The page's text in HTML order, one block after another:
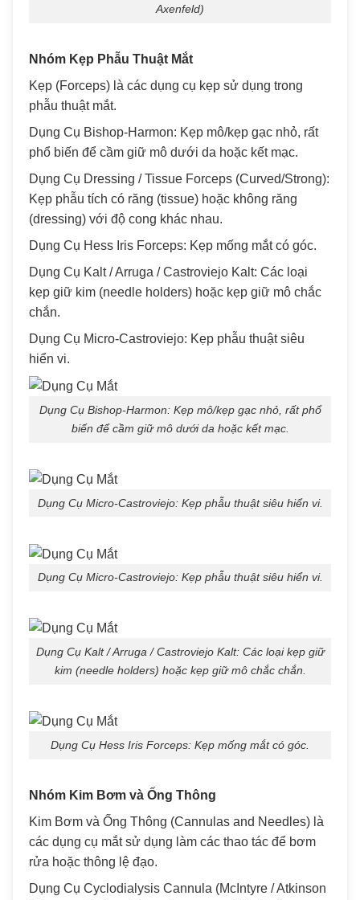
Axenfeld)
Nhóm Kẹp Phẫu Thuật Mắt
Kẹp (Forceps) là các dụng cụ kẹp sử dụng trong
phẫu thuật mắt.
Dụng Cụ Bishop-Harmon: Kẹp mô/kẹp gạc nhỏ, rất
phổ biến để cầm giữ mô dưới da hoặc kết mạc.
Dụng Cụ Dressing / Tissue Forceps (Curved/Strong):
Kẹp phẫu tích có răng (tissue) hoặc không răng
(dressing) với độ cong khác nhau.
Dụng Cụ Hess Iris Forceps: Kẹp mống mắt có góc.
Dụng Cụ Kalt / Arruga / Castroviejo Kalt: Các loại
kẹp giữ kim (needle holders) hoặc kẹp giữ mô chắc
chắn.
Dụng Cụ Micro-Castroviejo: Kẹp phẫu thuật siêu
hiển vi.
Dụng Cụ Bishop-Harmon: Kẹp mô/kẹp gạc nhỏ, rất phổ
biến để cầm giữ mô dưới da hoặc kết mạc.
Dụng Cụ Micro-Castroviejo: Kẹp phẫu thuật siêu hiển vi.
Dụng Cụ Micro-Castroviejo: Kẹp phẫu thuật siêu hiển vi.
Dụng Cụ Kalt / Arruga / Castroviejo Kalt: Các loại kẹp giữ
kim (needle holders) hoặc kẹp giữ mô chắc chắn.
Dụng Cụ Hess Iris Forceps: Kẹp mống mắt có góc.
Nhóm Kim Bơm và Ống Thông
Kim Bơm và Ống Thông (Cannulas and Needles) là
các dụng cụ mắt sử dụng làm các thao tác để bơm
rửa hoặc thông lệ đạo.
Dụng Cụ Cyclodialysis Cannula (McIntyre / Atkinson